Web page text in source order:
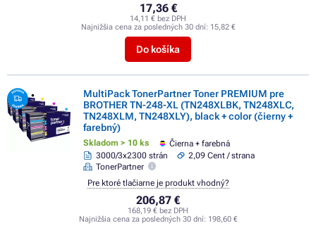
17,36 €
14,11 € bez DPH
Najnižšia cena za posledných 30 dní: 15,82 €
Do košíka
MultiPack TonerPartner Toner PREMIUM pre
BROTHER TN-248-XL (TN248XLBK, TN248XLC,
TN248XLM, TN248XLY), black + color (čierny +
farebný)
Skladom > 10 ks
Čierna + farebná
3000/3x2300 strán
2,09 Cent / strana
TonerPartner
206,87 €
168,19 € bez DPH
Najnižšia cena za posledných 30 dní: 198,60 €
Pre ktoré tlačiarne je produkt vhodný?